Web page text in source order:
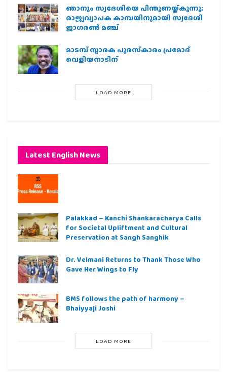
ഞാനും സ്വദേശിയെ പിന്തുണയ്ക്കുന്നു;
രാജ്യവ്യാപക കാമ്പയിനുമായി സ്വദേശി
ജാഗരണ്‍ മഞ്ച്
മാടമ്പ് സ്മാരക പുരസ്‌കാരം പ്രമോദ്
വെളിയനാടിന്
LOAD MORE
Latest English News
Palakkad – Kanchi Shankaracharya Calls
for Societal Upliftment and Cultural
Preservation at Sangh Sanghik
Dr. Velmani Returns to Thank Those Who
Gave Her Wings to Fly
BMS follows the path of harmony –
Bhaiyyaji Joshi
LOAD MORE